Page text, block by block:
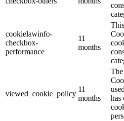
cookielawinfo-
checkbox-
performance
11
months
viewed_cookie_policy
11
months
has